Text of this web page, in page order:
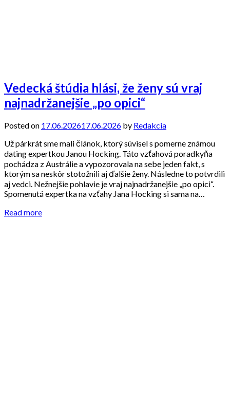
Vedecká štúdia hlási, že ženy sú vraj
najnadržanejšie „po opici“
Posted on 17.06.202617.06.2026 by Redakcia
Už párkrát sme mali článok, ktorý súvisel s pomerne známou
dating expertkou Janou Hocking. Táto vzťahová poradkyňa
pochádza z Austrálie a vypozorovala na sebe jeden fakt, s
ktorým sa neskôr stotožnili aj ďalšie ženy. Následne to potvrdili
aj vedci. Nežnejšie pohlavie je vraj najnadržanejšie „po opici“.
Spomenutá expertka na vzťahy Jana Hocking si sama na…
Read more